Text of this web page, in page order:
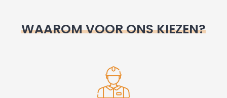
WAAROM VOOR ONS KIEZEN?